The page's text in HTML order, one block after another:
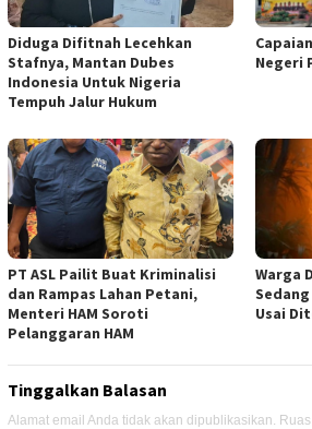
Diduga Difitnah Lecehkan
Stafnya, Mantan Dubes
Indonesia Untuk Nigeria
Tempuh Jalur Hukum
Negeri
PT ASL Pailit Buat Kriminalisi
dan Rampas Lahan Petani,
Menteri HAM Soroti
Pelanggaran HAM
Warga
Usai
Tinggalkan Balasan
Alamat email Anda tidak akan dipublikasikan.